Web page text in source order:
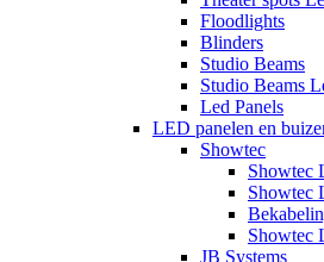
Floodlights
Blinders
Studio Beams
Studio Beams
Led Panels
LED panelen en
Showtec
Showtec
Showtec
Showtec
JB Systems